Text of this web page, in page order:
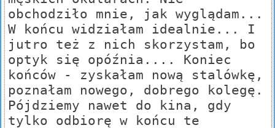
obchodziło mnie, jak wyglądam...
W końcu widziałam idealnie... I
jutro też z nich skorzystam, bo
optyk się opóźnia.... Koniec
końców - zyskałam nową stalówkę,
poznałam nowego, dobrego kolegę.
Pójdziemy nawet do kina, gdy
tylko odbiorę w końcu te